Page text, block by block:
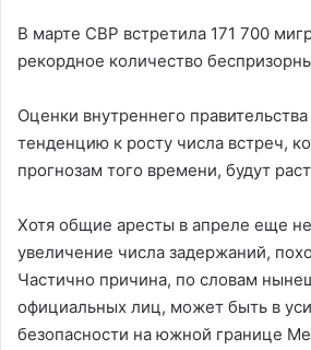
В марте CBP встретила 171 700
рекордное количество
Оценки внутреннего
тенденцию к росту числа встреч,
прогнозам того времени, будут
Хотя общие аресты в апреле еще
увеличение числа задержаний,
Частично причина, по словам
официальных лиц, может быть в
безопасности на южной границе